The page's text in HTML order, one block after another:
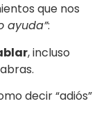
que nos
ayuda”:
, incluso
decir “adiós”